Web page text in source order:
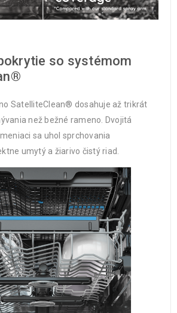
so systémom
SatelliteClean® dosahuje až trikrát
než bežné rameno. Dvojitá
sa uhol sprchovania
umytý a žiarivo čistý riad.